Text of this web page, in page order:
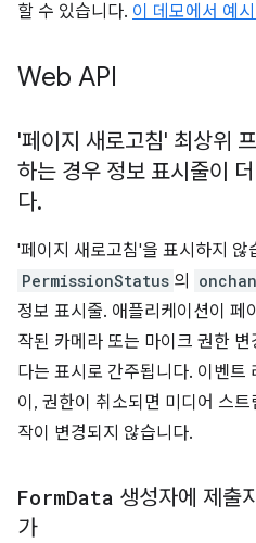
할 수 있습니다. 이 데모에서 예시
Web API
'페이지 새로고침' 최상위
하는 경우 정보 표시줄이
다.
'페이지 새로고침'을 표시하지 않
PermissionStatus 의
정보 표시줄. 애플리케이션이 페
작된 카메라 또는 마이크 권한
다는 표시로 간주됩니다. 이벤트
이, 권한이 취소되면 미디어 스
작이 변경되지 않습니다.
FormData 생성자에 제출
가